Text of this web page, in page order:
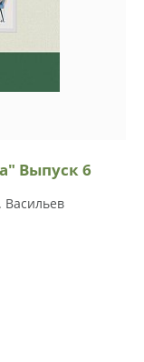
Выпуск 6